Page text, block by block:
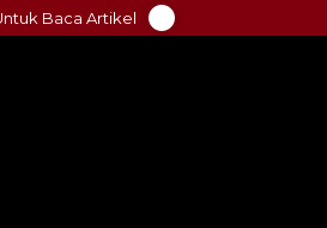
Baca Artikel